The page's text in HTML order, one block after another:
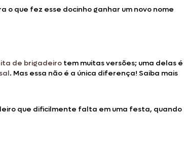
o que fez esse docinho ganhar um novo nome
de brigadeiro tem muitas versões; uma delas é
. Mas essa não é a única diferença! Saiba mais
que dificilmente falta em uma festa, quando